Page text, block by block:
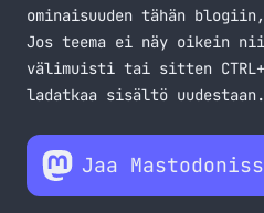
ominaisuuden tähän
Jos teema ei näy oikein
välimuisti tai sitten
ladatkaa sisältö uudestaan.
Jaa